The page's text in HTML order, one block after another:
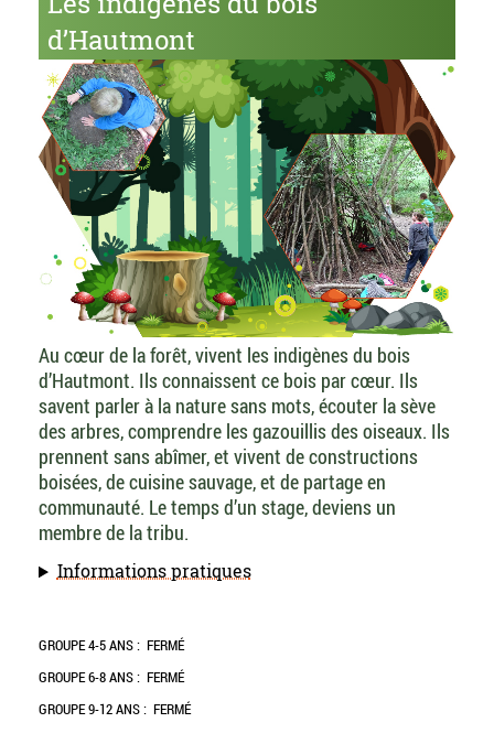
d’Hautmont
Au cœur de la forêt, vivent les indigènes du bois
d’Hautmont. Ils connaissent ce bois par cœur. Ils
savent parler à la nature sans mots, écouter la sève
des arbres, comprendre les gazouillis des oiseaux. Ils
prennent sans abîmer, et vivent de constructions
boisées, de cuisine sauvage, et de partage en
communauté. Le temps d’un stage, deviens un
membre de la tribu.
Informations pratiques
GROUPE 4-5 ANS : FERMÉ
GROUPE 6-8 ANS : FERMÉ
GROUPE 9-12 ANS : FERMÉ